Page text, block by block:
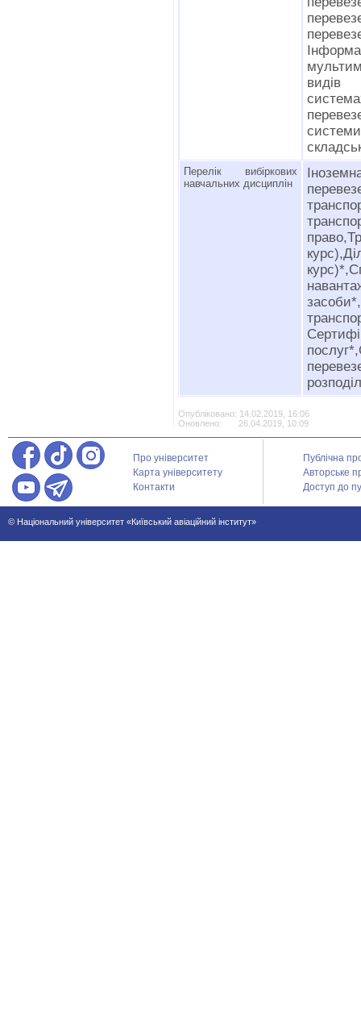
видів
Перелік вибіркових
навчальних дисциплін
Опубліковано: 14.02.2019, 16:06
Оновлено: 26.04.2019, 10:09
Про університет
Карта університету
Контакти
Публічна
Авторське
Доступ до
© Національний університет «Київський авіаційний інститут»